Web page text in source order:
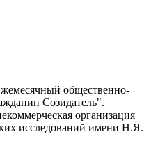
общественно-
Созидатель".
организация
исследований имени Н.Я.